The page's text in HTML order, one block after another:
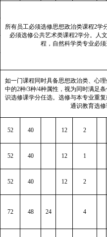
所有员工必须选修思想政治类课程2学
必须选修公共艺术类课程2学分。人
程，自然科学类专业必
如一门课程同时具备思想政治类、心
中的2种/3种/4种属性，视为同时满足
识选修课学分任选。选修与本专业重
通识教育选
52 40 12 2
52 40 12 1
52 40 12 2
72 48 24 4